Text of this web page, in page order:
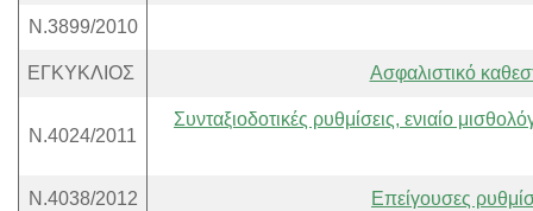
N.3899/2010
ΕΓΚΥΚΛΙΟΣ Ασφαλιστικό
N.4024/2011
Συνταξιοδοτικές ρυθμίσεις, ενιαίο
Ν.4038/2012 Επείγουσες